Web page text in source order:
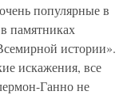
популярные в
памятниках
истории».
искажения, все
Ганно не